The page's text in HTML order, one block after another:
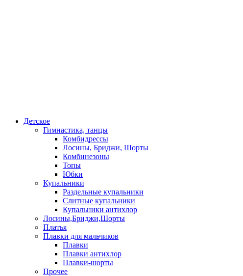
Детское
Гимнастика, танцы
Комбидрессы
Лосины, Бриджи, Шорты
Комбинезоны
Топы
Юбки
Купальники
Раздельные купальники
Слитные купальники
Купальники антихлор
Лосины,Бриджи,Шорты
Платья
Плавки для мальчиков
Плавки
Плавки антихлор
Плавки-шорты
Прочее